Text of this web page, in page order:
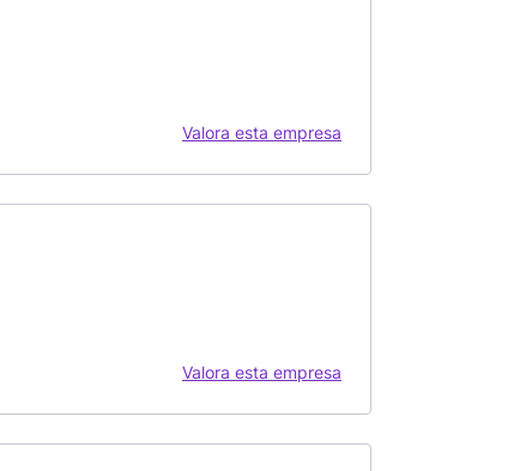
Valora esta empresa
Valora esta empresa